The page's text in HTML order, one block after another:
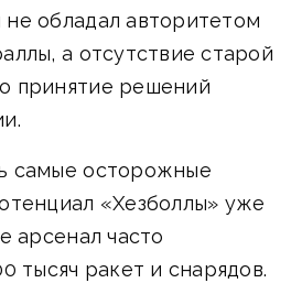
обладал авторитетом
а отсутствие старой
принятие решений
самые осторожные
«Хезболлы» уже
арсенал часто
тысяч ракет и снарядов.